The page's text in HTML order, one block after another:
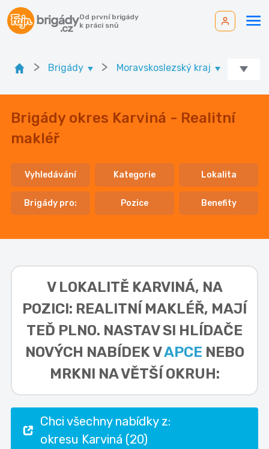
Od první brigády
k práci snů
> Brigády > Moravskoslezský kraj Ok.
Brigády okres Karviná - Realitní
makléř
Vyhledávání Kategorie Lokalita
Brigády pro: Pozice Benefity
V LOKALITĚ KARVINÁ, NA
POZICI: REALITNÍ MAKLÉŘ, MAJÍ
TEĎ PLNO. NASTAV SI HLÍDAČE
NOVÝCH NABÍDEK VAPCE NEBO
MRKNI NA VĚTŠÍ OKRUH:
Chci všechny nabídky z:
okresu Karviná (20)